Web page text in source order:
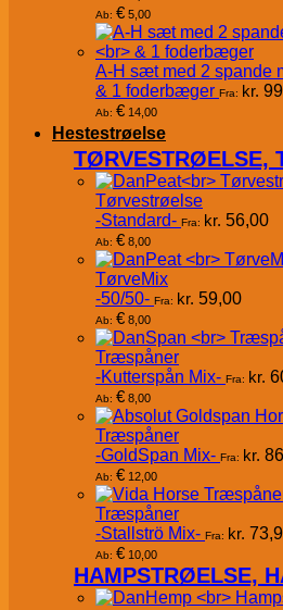
Ab: € 5,00
A-H sæt med 2 spande
& 1 foderbæger Fra: kr.
Ab: € 14,00
Hestestrøelse
TØRVESTRØELSE,
Tørvestrøelse
-Standard- Fra: kr. 56,00
Ab: € 8,00
TørveMix
-50/50- Fra: kr. 59,00
Ab: € 8,00
Træspåner
-Kutterspån Mix- Fra: kr.
Ab: € 8,00
Træspåner
-GoldSpan Mix- Fra: kr.
Ab: € 12,00
Træspåner
-Stallströ Mix- Fra: kr.
Ab: € 10,00
HAMPSTRØELSE,